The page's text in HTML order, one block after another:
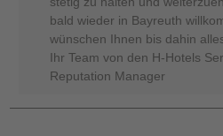
bald wieder in Bayreuth
wünschen Ihnen bis dahin
Ihr Team von den H-Hotels
Reputation Manager